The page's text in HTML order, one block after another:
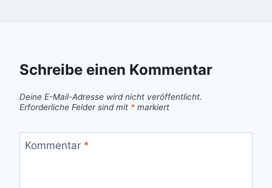
Schreibe einen Kommentar
Deine E-Mail-Adresse wird nicht veröffentlicht.
Erforderliche Felder sind mit * markiert
Kommentar *